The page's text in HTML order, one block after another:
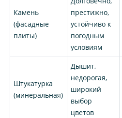
Камень
(фасадные
плиты)
престижно,
устойчиво к
погодным
условиям
Штукатурка
(минеральная)
Дышит,
недорогая,
широкий
выбор
цветов